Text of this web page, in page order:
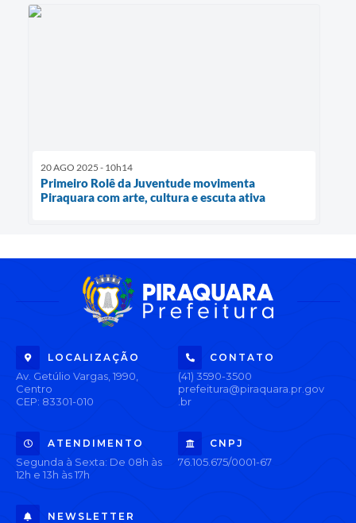
20 AGO 2025 - 10h14
Primeiro Rolê da Juventude movimenta
Piraquara com arte, cultura e escuta ativa
LOCALIZAÇÃO
Av. Getúlio Vargas, 1990,
Centro
CEP: 83301-010
CONTATO
(41) 3590-3500
prefeitura@piraquara.pr.gov
.br
ATENDIMENTO
Segunda à Sexta: De 08h às
12h e 13h às 17h
CNPJ
76.105.675/0001-67
NEWSLETTER